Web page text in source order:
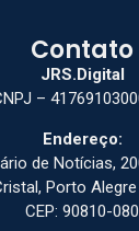
Contato
JRS.Digital
–
Endereço:
de Notícias,
Porto Alegre
CEP: 90810-080